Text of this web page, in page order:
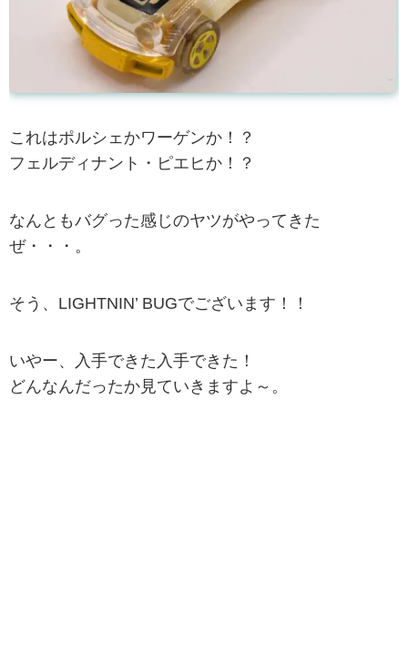
これはポルシェかワーゲンか！？
フェルディナント・ピエヒか！？
なんともバグった感じのヤツがやってきた
ぜ・・・。
そう、LIGHTNIN’ BUGでございます！！
いやー、入手できた入手できた！
どんなんだったか見ていきますよ～。